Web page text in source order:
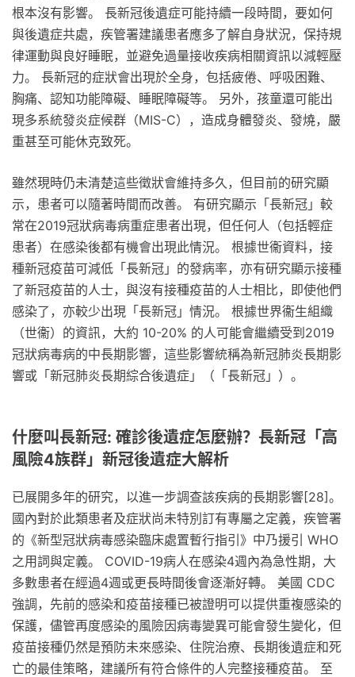
根本沒有影響。 長新冠後遺症可能持續一段時間，要如何
與後遺症共處，疾管署建議患者應多了解自身狀況，保持規
律運動與良好睡眠，並避免過量接收疾病相關資訊以減輕壓
力。 長新冠的症狀會出現於全身，包括疲倦、呼吸困難、
胸痛、認知功能障礙、睡眠障礙等。 另外，孩童還可能出
現多系統發炎症候群（MIS-C），造成身體發炎、發燒，嚴
重甚至可能休克致死。
雖然現時仍未清楚這些徵狀會維持多久，但目前的研究顯
示，患者可以隨著時間而改善。 有研究顯示「長新冠」較
常在2019冠狀病毒病重症患者出現，但任何人（包括輕症
患者）在感染後都有機會出現此情況。 根據世衞資料，接
種新冠疫苗可減低「長新冠」的發病率，亦有研究顯示接種
了新冠疫苗的人士，與沒有接種疫苗的人士相比，即使他們
感染了，亦較少出現「長新冠」情況。 根據世界衞生組織
（世衞）的資訊，大約 10-20% 的人可能會繼續受到2019
冠狀病毒病的中長期影響，這些影響統稱為新冠肺炎長期影
響或「新冠肺炎長期綜合後遺症」（「長新冠」）。
什麼叫長新冠: 確診後遺症怎麼辦？長新冠「高
風險4族群」新冠後遺症大解析
已展開多年的研究，以進一步調查該疾病的長期影響[28]。
國內對於此類患者及症狀尚未特別訂有專屬之定義，疾管署
的《新型冠狀病毒感染臨床處置暫行指引》中乃援引 WHO
之用詞與定義。 COVID-19病人在感染4週內為急性期，大
多數患者在經過4週或更長時間後會逐漸好轉。 美國 CDC
強調，先前的感染和疫苗接種已被證明可以提供重複感染的
保護，儘管再度感染的風險因病毒變異可能會發生變化，但
疫苗接種仍然是預防未來感染、住院治療、長期後遺症和死
亡的最佳策略，建議所有符合條件的人完整接種疫苗。 至